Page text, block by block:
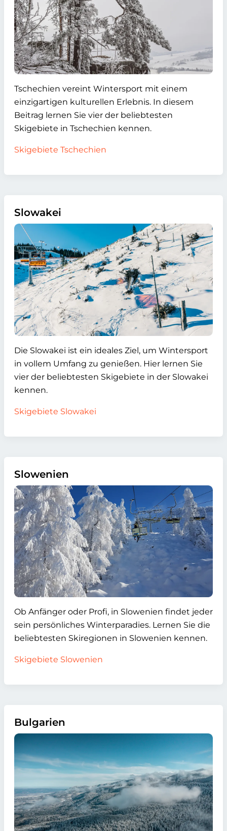
Tschechien vereint Wintersport mit einem
einzigartigen kulturellen Erlebnis. In diesem
Beitrag lernen Sie vier der beliebtesten
Skigebiete in Tschechien kennen.
Skigebiete Tschechien
Slowakei
Die Slowakei ist ein ideales Ziel, um Wintersport
in vollem Umfang zu genießen. Hier lernen Sie
vier der beliebtesten Skigebiete in der Slowakei
kennen.
Skigebiete Slowakei
Slowenien
Ob Anfänger oder Profi, in Slowenien findet jeder
sein persönliches Winterparadies. Lernen Sie die
beliebtesten Skiregionen in Slowenien kennen.
Skigebiete Slowenien
Bulgarien